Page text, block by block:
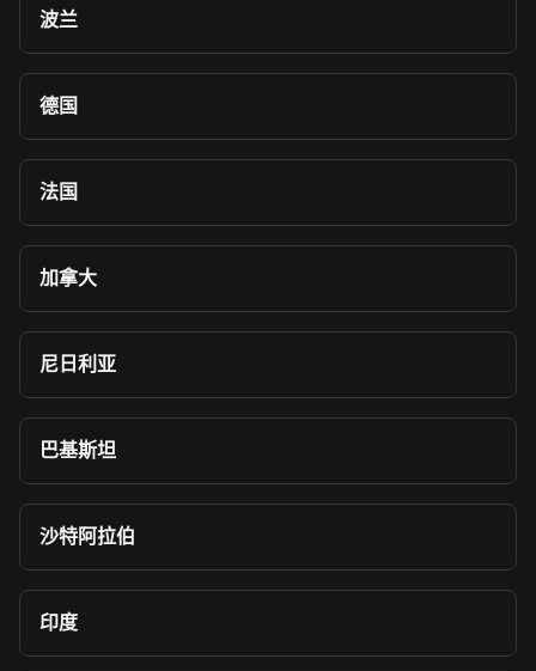
波兰
德国
法国
加拿大
尼日利亚
巴基斯坦
沙特阿拉伯
印度